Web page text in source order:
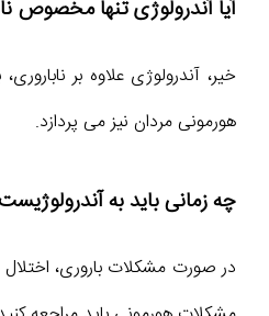
آیا آندرولوژی تنها مخصوص
خیر، آندرولوژی علاوه بر
هورمونی مردان نیز می‌ پردازد.
چه زمانی باید به
در صورت مشکلات باروری،